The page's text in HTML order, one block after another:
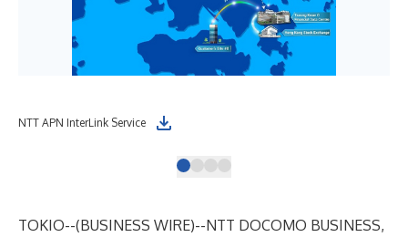
NTT APN InterLink Service
TOKIO--(BUSINESS WIRE)--NTT DOCOMO BUSINESS,